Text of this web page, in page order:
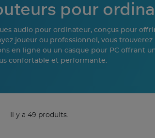
pour
audio pour ordinateur, conçus pour
joueur ou professionnel, vous
en ligne ou un casque pour PC offrant
confortable et performante.
Il y a 49 produits.